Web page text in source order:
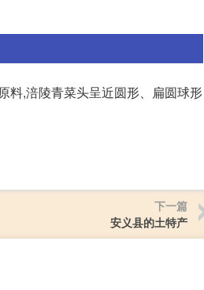
料,涪陵青菜头呈近圆形、扁圆球形
下一篇
安义县的土特产